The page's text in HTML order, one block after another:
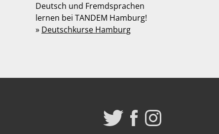
Deutsch und Fremdsprachen
lernen bei TANDEM Hamburg!
» Deutschkurse Hamburg